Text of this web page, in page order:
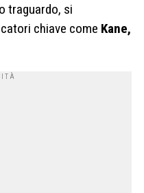
traguardo, si
chiave come Kane,